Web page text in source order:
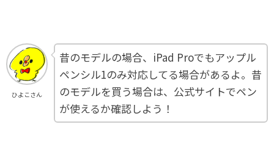
ひよこさん
昔のモデルの場合、iPad Proでもアップル
ペンシル1のみ対応してる場合があるよ。昔
のモデルを買う場合は、公式サイトでペン
が使えるか確認しよう！